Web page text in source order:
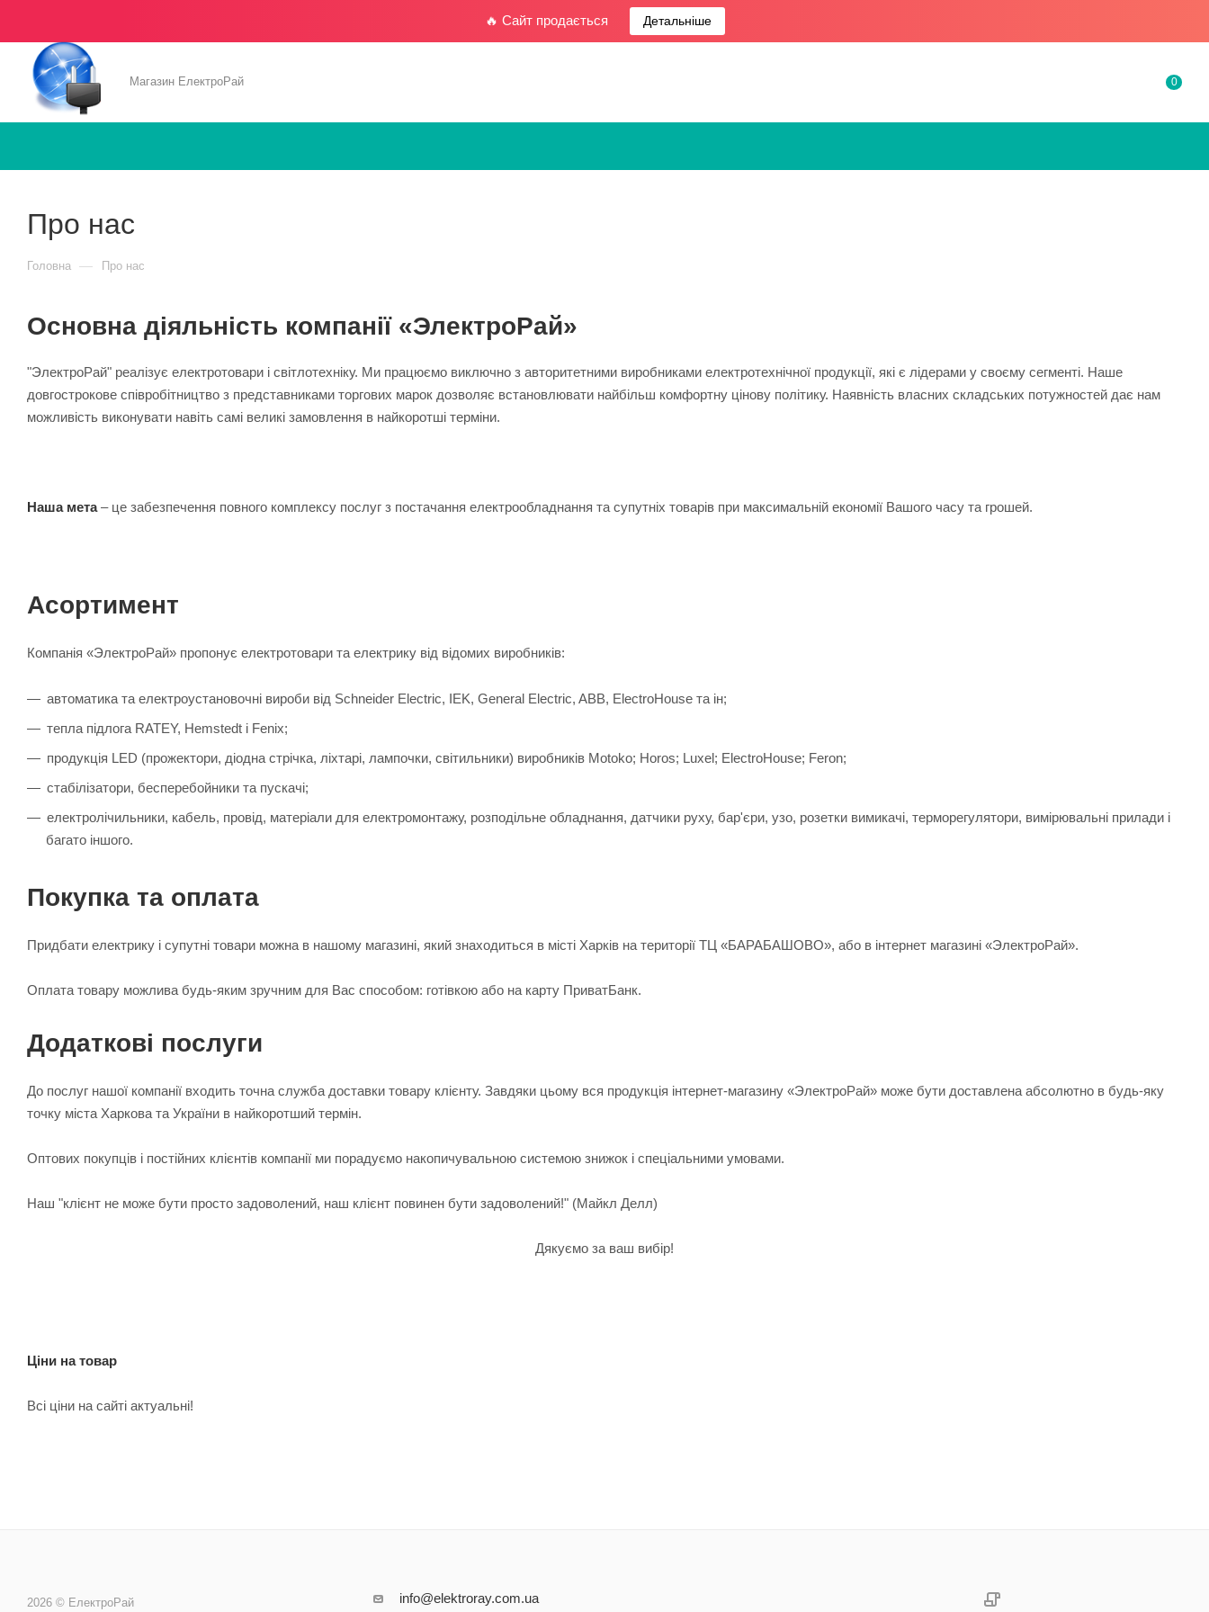
🔥 Сайт продається Детальніше
Магазин ЕлектроРай 0
Про нас
Головна — Про нас
Основна діяльність компанії «ЭлектроРай»
"ЭлектроРай" реалізує електротовари і світлотехніку. Ми працюємо виключно з авторитетними виробниками електротехнічної продукції, які є лідерами у своєму сегменті. Наше
довгострокове співробітництво з представниками торгових марок дозволяє встановлювати найбільш комфортну цінову політику. Наявність власних складських потужностей дає нам
можливість виконувати навіть самі великі замовлення в найкоротші терміни.
Наша мета– це забезпечення повного комплексу послуг з постачання електрообладнання та супутніх товарів при максимальній економії Вашого часу та грошей.
Асортимент
Компанія «ЭлектроРай» пропонує електротовари та електрику від відомих виробників:
автоматика та електроустановочні вироби від Schneider Electric, IEK, General Electric, ABB, ElectroHouse та ін;
тепла підлога RATEY, Hemstedt і Fenix;
продукція LED (прожектори, діодна стрічка, ліхтарі, лампочки, світильники) виробників Motoko; Horos; Luxel; ElectroHouse; Feron;
стабілізатори, бесперебойники та пускачі;
електролічильники, кабель, провід, матеріали для електромонтажу, розподільне обладнання, датчики руху, бар'єри, узо, розетки вимикачі, терморегулятори, вимірювальні прилади і
багато іншого.
Покупка та оплата
Придбати електрику і супутні товари можна в нашому магазині, який знаходиться в місті Харків на території ТЦ «БАРАБАШОВО», або в інтернет магазині «ЭлектроРай».
Оплата товару можлива будь-яким зручним для Вас способом: готівкою або на карту ПриватБанк.
Додаткові послуги
До послуг нашої компанії входить точна служба доставки товару клієнту. Завдяки цьому вся продукція інтернет-магазину «ЭлектроРай» може бути доставлена абсолютно в будь-яку
точку міста Харкова та України в найкоротший термін.
Оптових покупців і постійних клієнтів компанії ми порадуємо накопичувальною системою знижок і спеціальними умовами.
Наш "клієнт не може бути просто задоволений, наш клієнт повинен бути задоволений!" (Майкл Делл)
Дякуємо за ваш вибір!
Ціни на товар
Всі ціни на сайті актуальні!
2026 © ЕлектроРай info@elektroray.com.ua